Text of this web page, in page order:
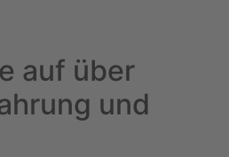
auf über
und